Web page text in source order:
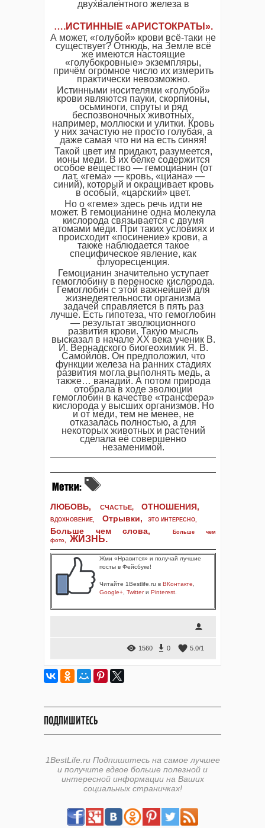
двухвалентного железа в
….ИСТИННЫЕ «АРИСТОКРАТЫ».
А может, «голубой» крови всё-таки не
существует? Отнюдь, на Земле всё
же имеются настоящие
«голубокровные» экземпляры,
причём огромное число их измерить
практически невозможно.
Истинными носителями «голубой»
крови являются пауки, скорпионы,
осьминоги, спруты и ряд
беспозвоночных животных,
например, моллюски и улитки. Кровь
у них зачастую не просто голубая, а
даже самая что ни на есть синяя!
Такой цвет им придают, разумеется,
ионы меди. В их белке содержится
особое вещество — гемоцианин (от
лат. «гема» — кровь, «циана» —
синий), который и окрашивает кровь
в особый, «царский» цвет.
Но о «геме» здесь речь идти не
может. В гемоцианине одна молекула
кислорода связывается с двумя
атомами меди. При таких условиях и
происходит «посинение» крови, а
также наблюдается такое
специфическое явление, как
флуоресценция.
Гемоцианин значительно уступает
гемоглобину в переноске кислорода.
Гемоглобин с этой важнейшей для
жизнедеятельности организма
задачей справляется в пять раз
лучше. Есть гипотеза, что гемоглобин
— результат эволюционного
развития крови. Такую мысль
высказал в начале XX века ученик В.
И. Вернадского биогеохимик Я. В.
Самойлов. Он предположил, что
функции железа на ранних стадиях
развития могла выполнять медь, а
также… ванадий. А потом природа
отобрала в ходе эволюции
гемоглобин в качестве «трансфера»
кислорода у высших организмов. Но
и от меди, тем не менее, не
отказалась полностью, а для
некоторых животных и растений
сделала её совершенно
незаменимой.
ЛЮБОВЬ, СЧАСТЬЕ, ОТНОШЕНИЯ,
ВДОХНОВЕНИЕ, Отрывки, ЭТО ИНТЕРЕСНО,
Больше чем слова,
Больше чем
фото, ЖИЗНЬ.
Жми «Нравится» и получай лучшие
посты в Фейсбуке!
Читайте 1Bestlife.ru в ВКонтакте
Google+ Twitterи Pinterest
1560 0 5.0/1
ПОДПИШИТЕСЬ
1BestLife.ru Подпишитесь на самое лучшее
и получите вдвое больше полезной и
интересной информации на Ваших
социальных страничках!